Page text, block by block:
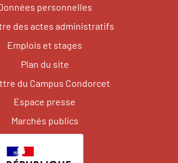
personnelles
des actes administratifs
Emplois et stages
Plan du site
du Campus Condorcet
Espace presse
Marchés publics